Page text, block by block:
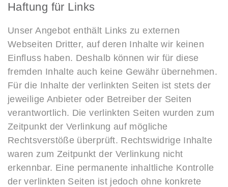
Haftung für Links
Unser Angebot enthält Links zu externen
Webseiten Dritter, auf deren Inhalte wir keinen
Einfluss haben. Deshalb können wir für diese
fremden Inhalte auch keine Gewähr übernehmen.
Für die Inhalte der verlinkten Seiten ist stets der
jeweilige Anbieter oder Betreiber der Seiten
verantwortlich. Die verlinkten Seiten wurden zum
Zeitpunkt der Verlinkung auf mögliche
Rechtsverstöße überprüft. Rechtswidrige Inhalte
waren zum Zeitpunkt der Verlinkung nicht
erkennbar. Eine permanente inhaltliche Kontrolle
der verlinkten Seiten ist jedoch ohne konkrete